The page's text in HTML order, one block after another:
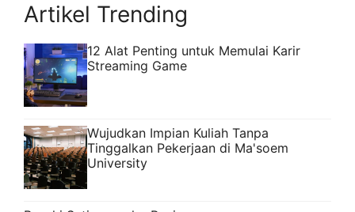
Artikel Trending
12 Alat Penting untuk Memulai Karir
Streaming Game
Wujudkan Impian Kuliah Tanpa
Tinggalkan Pekerjaan di Ma'soem
University